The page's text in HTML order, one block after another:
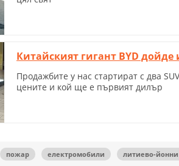
Китайският гигант BYD дойде
Продажбите у нас стартират с два
цените и кой ще е първият дилър
пожар електромобили
литиево-